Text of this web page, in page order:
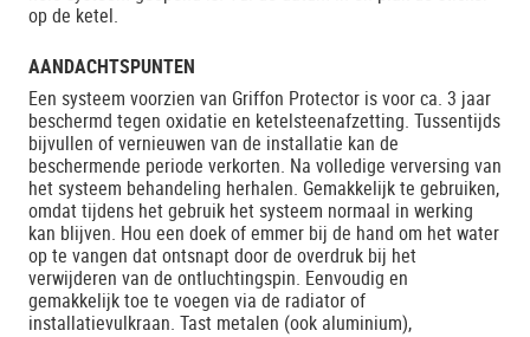
op de ketel.
AANDACHTSPUNTEN
Een systeem voorzien van Griffon Protector is voor ca. 3 jaar
beschermd tegen oxidatie en ketelsteenafzetting. Tussentijds
bijvullen of vernieuwen van de installatie kan de
beschermende periode verkorten. Na volledige verversing van
het systeem behandeling herhalen. Gemakkelijk te gebruiken,
omdat tijdens het gebruik het systeem normaal in werking
kan blijven. Hou een doek of emmer bij de hand om het water
op te vangen dat ontsnapt door de overdruk bij het
verwijderen van de ontluchtingspin. Eenvoudig en
gemakkelijk toe te voegen via de radiator of
installatievulkraan. Tast metalen (ook aluminium),